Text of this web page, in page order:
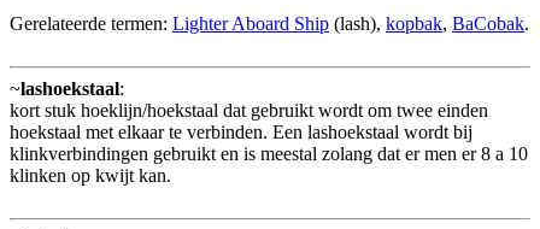
Gerelateerde termen: Lighter Aboard Ship (lash), kopbak, BaCobak.
~lashoekstaal:
kort stuk hoeklijn/hoekstaal dat gebruikt wordt om twee einden
hoekstaal met elkaar te verbinden. Een lashoekstaal wordt bij
klinkverbindingen gebruikt en is meestal zolang dat er men er 8 a 10
klinken op kwijt kan.